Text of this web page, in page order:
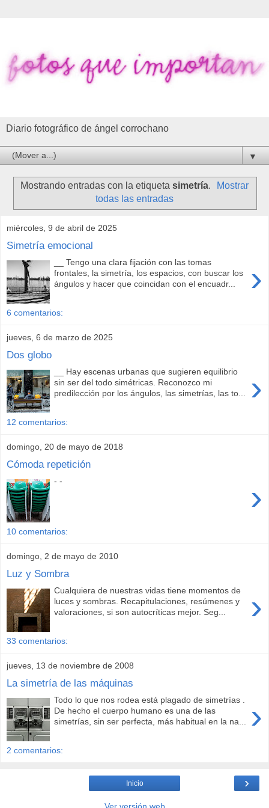
Diario fotográfico de ángel corrochano
▼
Mostrando entradas con la etiqueta simetría.
Mostrar
todas las entradas
miércoles, 9 de abril de 2025
Simetría emocional
›
__ Tengo una clara fijación con las tomas
frontales, la simetría, los espacios, con buscar los
ángulos y hacer que coincidan con el encuadr...
6 comentarios:
jueves, 6 de marzo de 2025
Dos globo
›
__ Hay escenas urbanas que sugieren equilibrio
sin ser del todo simétricas. Reconozco mi
predilección por los ángulos, las simetrías, las to...
12 comentarios:
domingo, 20 de mayo de 2018
Cómoda repetición
›
- -
10 comentarios:
domingo, 2 de mayo de 2010
Luz y Sombra
›
Cualquiera de nuestras vidas tiene momentos de
luces y sombras. Recapitulaciones, resúmenes y
valoraciones, si son autocríticas mejor. Seg...
33 comentarios:
jueves, 13 de noviembre de 2008
La simetría de las máquinas
›
Todo lo que nos rodea está plagado de simetrías .
De hecho el cuerpo humano es una de las
simetrías, sin ser perfecta, más habitual en la na...
2 comentarios:
›
Inicio